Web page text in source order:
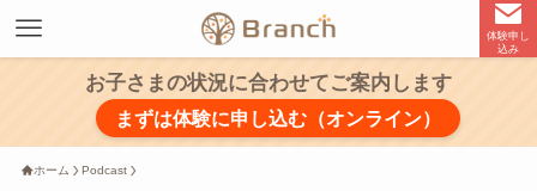
体験申し
込み
お子さまの状況に合わせてご案内します
まずは体験に申し込む（オンライン）
ホーム Podcast